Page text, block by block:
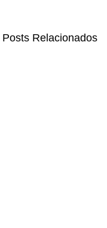
Posts Relacionados